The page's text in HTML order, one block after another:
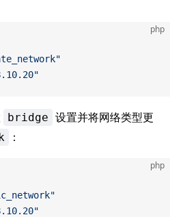
php
bridge 设置并将网络类型更
：
php